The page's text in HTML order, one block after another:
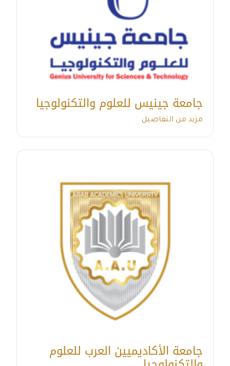
جامعة جينيس للعلوم والتكنولوجيا
مزيد من التفاصيل
جامعة الأكاديميين العرب للعلوم